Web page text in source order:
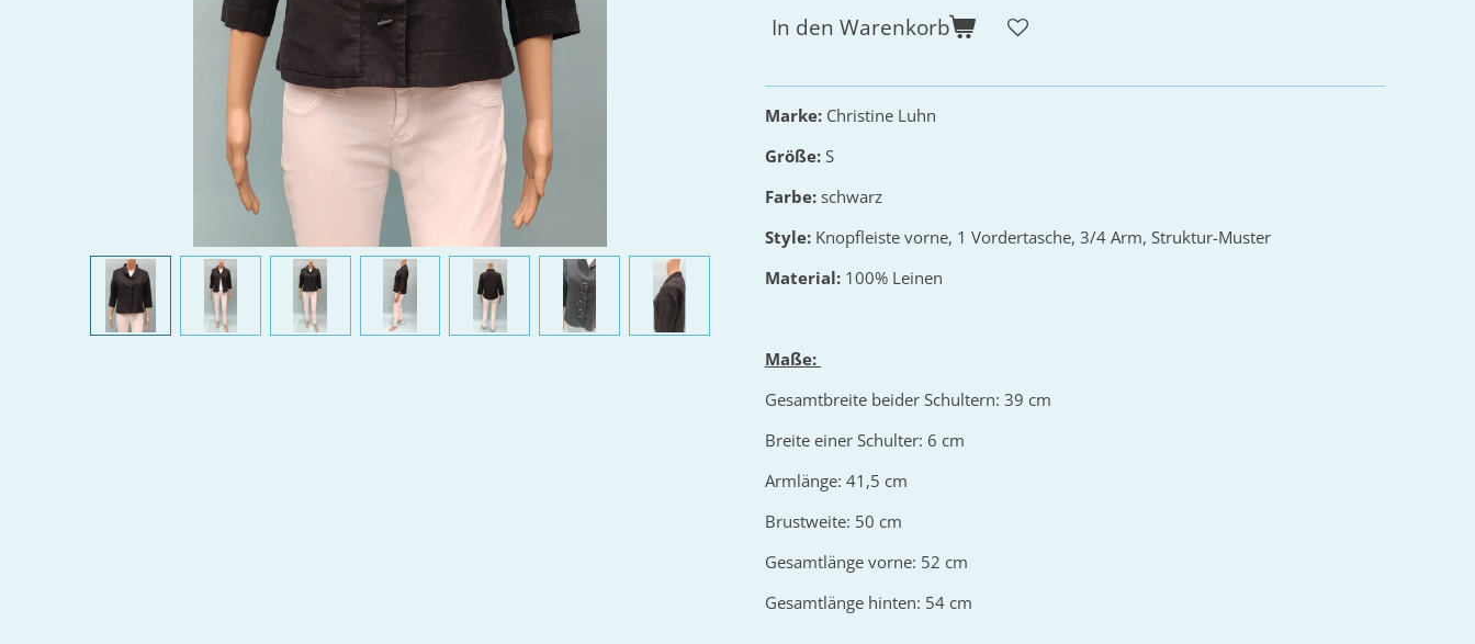
In den Warenkorb
Marke: Christine Luhn
Größe: S
Farbe: schwarz
Style: Knopfleiste vorne, 1 Vordertasche, 3/4 Arm, Struktur-Muster
Material: 100% Leinen
Maße:
Gesamtbreite beider Schultern: 39 cm
Breite einer Schulter: 6 cm
Armlänge: 41,5 cm
Brustweite: 50 cm
Gesamtlänge vorne: 52 cm
Gesamtlänge hinten: 54 cm